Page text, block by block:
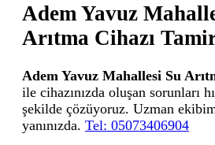
Adem Yavuz
Arıtma Cihazı
Adem Yavuz Mahallesi Su
ile cihazınızda oluşan sorunları
şekilde çözüyoruz. Uzman
yanınızda. Tel: 05073406904